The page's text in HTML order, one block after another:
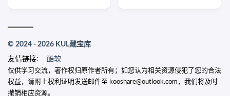
© 2024 - 2026 KUL藏宝库
友情链接: 酷软
仅供学习交流，著作权归原作者所有；如您认为相关资源侵犯了您的合法
权益，请附上权利证明发送邮件至 kooshare@outlook.com，我们将及时
撤销相应资源。